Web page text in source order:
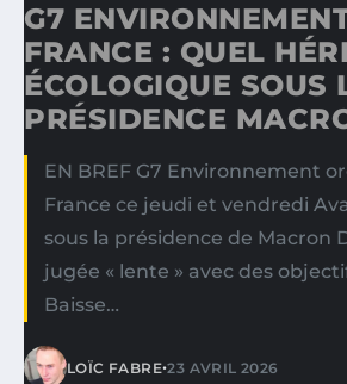
G7
FRANCE : QUEL
ÉCOLOGIQUE SOUS
PRÉSIDENCE
EN BREF G7 Environnement
France ce jeudi et vendredi
sous la présidence de Macron
jugée « lente » avec des
Baisse…
LOÏC FABRE•23 AVRIL 2026